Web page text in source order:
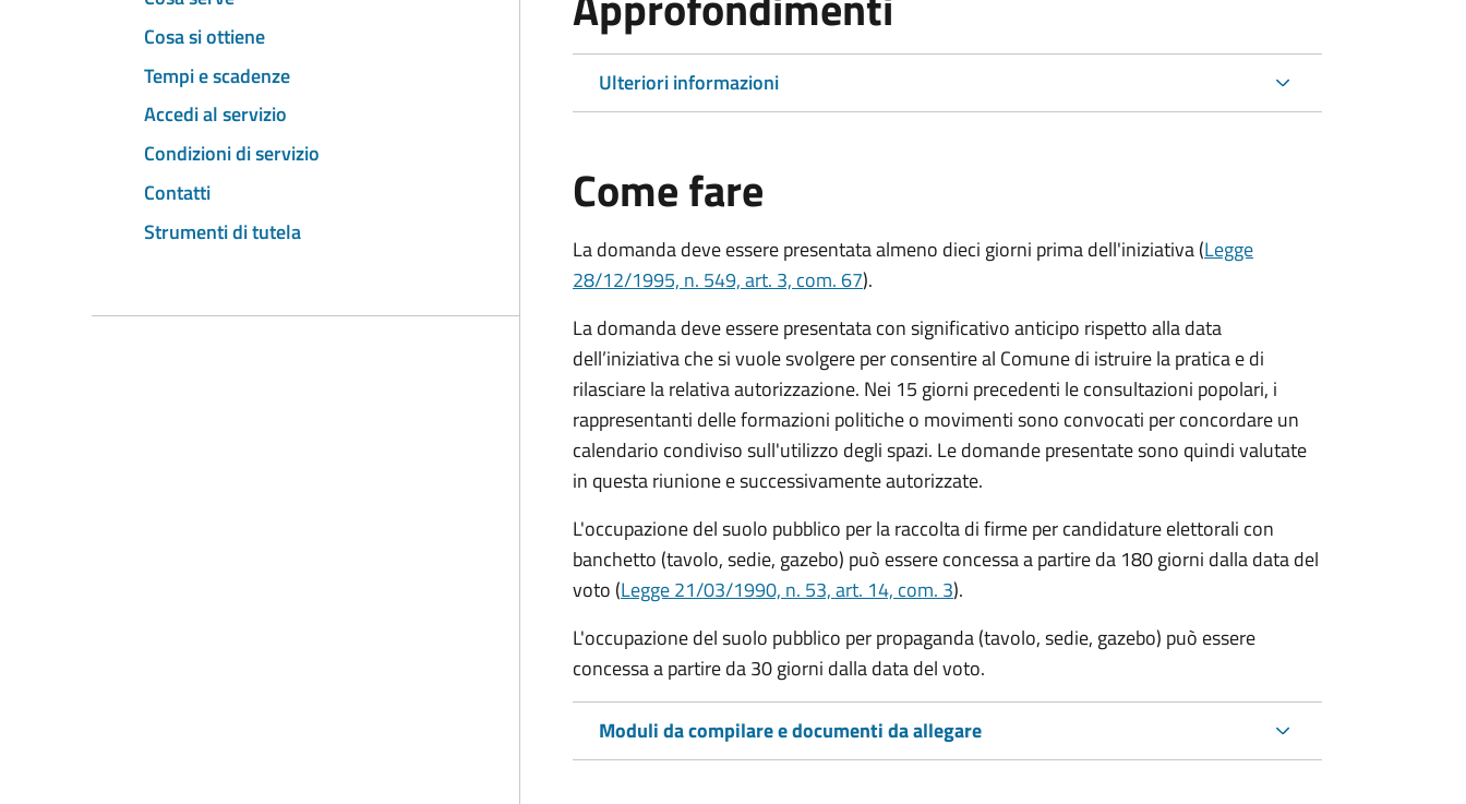
Cosa si ottiene
Tempi e scadenze
Accedi al servizio
Condizioni di servizio
Contatti
Strumenti di tutela
Ulteriori informazioni
Come fare
La domanda deve essere presentataalmeno dieci giorni primadell'iniziativa (Legge
28/12/1995, n. 549, art. 3, com. 67).
La domanda deve essere presentata con significativo anticipo rispetto alla data
dell’iniziativa che si vuole svolgere per consentire al Comune di istruire la pratica e di
rilasciare la relativa autorizzazione. Nei 15 giorni precedenti le consultazioni popolari, i
rappresentanti delle formazioni politiche o movimenti sono convocati per concordare un
calendario condiviso sull'utilizzo degli spazi. Le domande presentate sono quindi valutate
in questa riunione e successivamente autorizzate.
L'occupazione del suolo pubblico per la raccolta di firme per candidature elettorali con
banchetto (tavolo, sedie, gazebo) può essere concessa a partire da 180 giorni dalla data del
voto (Legge 21/03/1990, n. 53, art. 14, com. 3).
L'occupazione del suolo pubblico per propaganda (tavolo, sedie, gazebo) può essere
concessa a partire da 30 giorni dalla data del voto.
Moduli da compilare e documenti da allegare